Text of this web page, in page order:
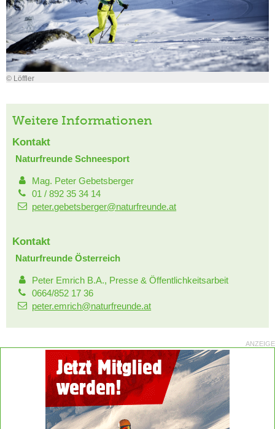
© Löffler
Weitere Informationen
Kontakt
Naturfreunde Schneesport
Mag. Peter Gebetsberger
01 / 892 35 34 14
peter.gebetsberger@naturfreunde.at
Kontakt
Naturfreunde Österreich
Peter Emrich B.A., Presse & Öffentlichkeitsarbeit
0664/852 17 36
peter.emrich@naturfreunde.at
ANZEIGE